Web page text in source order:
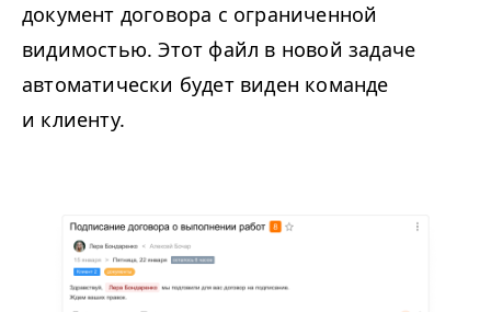
документ договора с ограниченной
видимостью. Этот файл в новой задаче
автоматически будет виден команде
и клиенту.